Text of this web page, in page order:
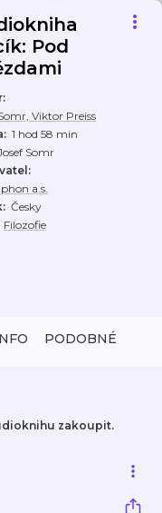
Pod
:
Viktor Preiss
: 1 hod 58 min
Somr
:
a.s.
: Česky
Filozofie
PODOBNÉ
zakoupit.